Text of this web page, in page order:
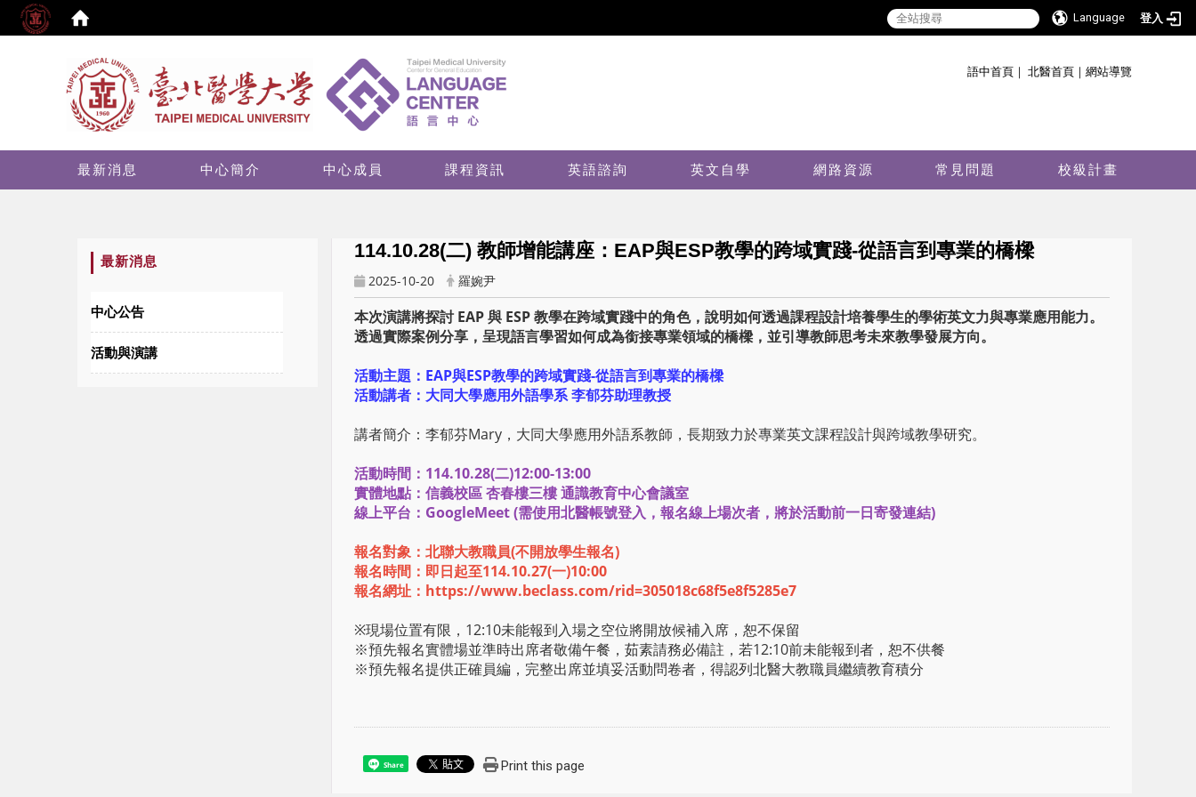
Language 登入
語中首頁 ｜ 北醫首頁 ｜ 網站導覽
最新消息 中心簡介 中心成員 課程資訊 英語諮詢 英文自學 網路資源 常見問題 校級計畫
最新消息
中心公告
活動與演講
114.10.28(二) 教師增能講座：EAP與ESP教學的跨域實踐-從語言到專業的橋樑
2025-10-20 羅婉尹
本次演講將探討 EAP 與 ESP 教學在跨域實踐中的角色，說明如何透過課程設計培養學生的學術英文力與專業應用能力。
透過實際案例分享，呈現語言學習如何成為銜接專業領域的橋樑，並引導教師思考未來教學發展方向。
活動主題：EAP與ESP教學的跨域實踐-從語言到專業的橋樑
活動講者：大同大學應用外語學系 李郁芬助理教授
講者簡介：李郁芬Mary，大同大學應用外語系教師，長期致力於專業英文課程設計與跨域教學研究。
活動時間：114.10.28(二)12:00-13:00
實體地點：信義校區 杏春樓三樓 通識教育中心會議室
線上平台：GoogleMeet (需使用北醫帳號登入，報名線上場次者，將於活動前一日寄發連結)
報名對象：北聯大教職員(不開放學生報名)
報名時間：即日起至114.10.27(一)10:00
報名網址： https://www.beclass.com/rid=305018c68f5e8f5285e7
※現場位置有限，12:10未能報到入場之空位將開放候補入席，恕不保留
※預先報名實體場並準時出席者敬備午餐，茹素請務必備註，若12:10前未能報到者，恕不供餐
※預先報名提供正確員編，完整出席並填妥活動問卷者，得認列北醫大教職員繼續教育積分
Share Print this page